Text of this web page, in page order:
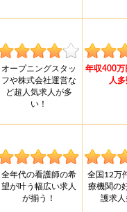
オープニングスタッ
フや株式会社運営な
ど超人気求人が多
い！
年収400万
人多
全年代の看護師の希
望が叶う幅広い求人
が揃う！
全国12万
療機関の
護求人